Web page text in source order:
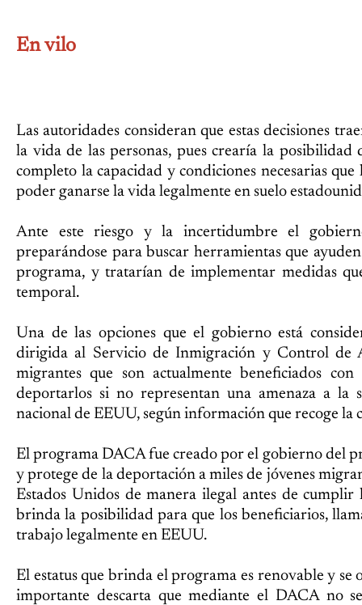
En vilo
Las autoridades consideran que estas decisiones
la vida de las personas, pues crearía la
completo la capacidad y condiciones necesarias
poder ganarse la vida legalmente en suelo
Ante este riesgo y la incertidumbre el
preparándose para buscar herramientas que
programa, y tratarían de implementar medidas
temporal.
Una de las opciones que el gobierno está
dirigida al Servicio de Inmigración y Control de
migrantes que son actualmente beneficiados
deportarlos si no representan una amenaza a la
nacional de EEUU, según información que recoge la
El programa DACA fue creado por el gobierno del
y protege de la deportación a miles de jóvenes
Estados Unidos de manera ilegal antes de cumplir
brinda la posibilidad para que los beneficiarios,
trabajo legalmente en EEUU.
El estatus que brinda el programa es renovable y se
importante descarta que mediante el DACA no